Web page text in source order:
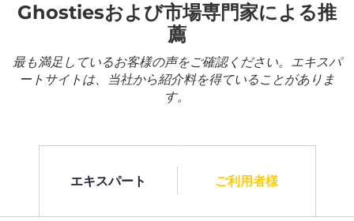
Ghostiesおよび市場専門家による推
薦
最も満足しているお客様の声をご確認ください。エキスパ
ートサイトは、当社から紹介料を得ていることがありま
す。
エキスパート ご利用者様